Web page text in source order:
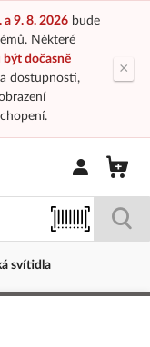
a 9. 8. 2026bude
Některé
být dočasně
dostupnosti,
×
Přihlásit/
svítidla